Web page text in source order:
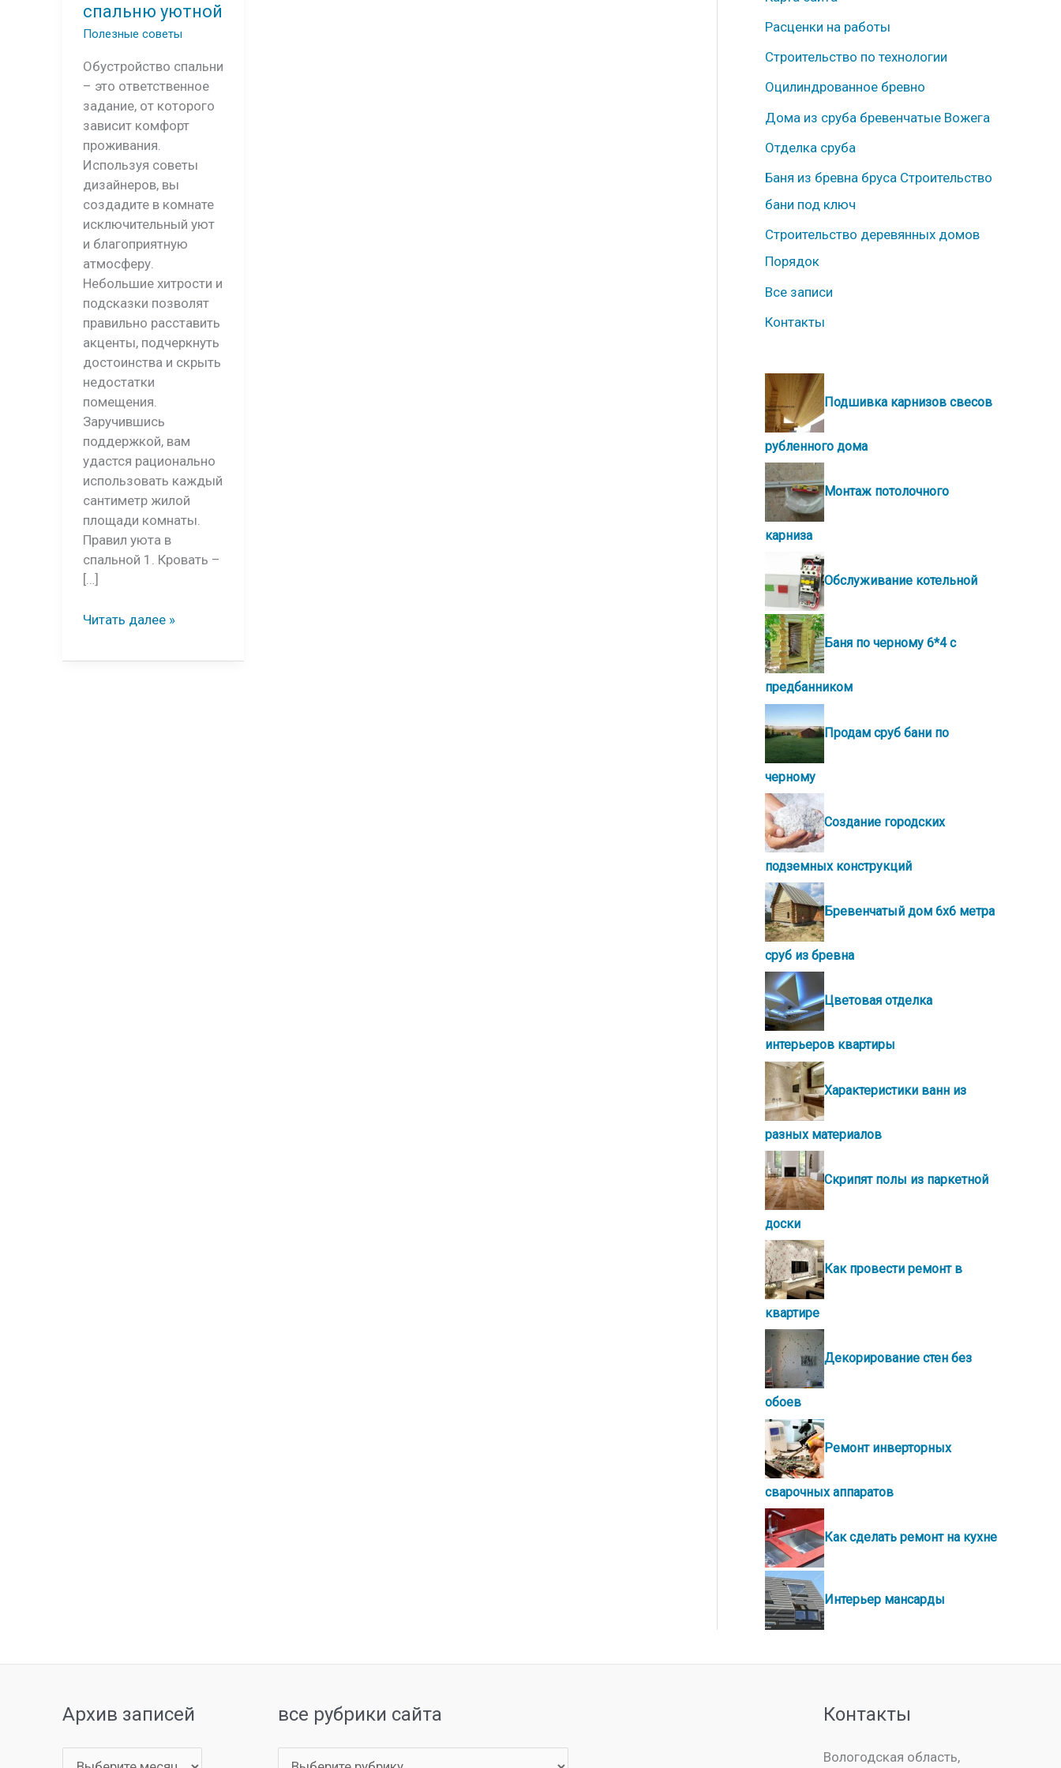
спальню уютной
Полезные советы
Обустройство спальни
– это ответственное
задание, от которого
зависит комфорт
проживания.
Используя советы
дизайнеров, вы
создадите в комнате
исключительный уют
и благоприятную
атмосферу.
Небольшие хитрости и
подсказки позволят
правильно расставить
акценты, подчеркнуть
достоинства и скрыть
недостатки
помещения.
Заручившись
поддержкой, вам
удастся рационально
использовать каждый
сантиметр жилой
площади комнаты.
Правил уюта в
спальной 1. Кровать –
[…]
Как
спальню
Читать далее »
б
р
и
к
и
Расценки на работы
Строительство по технологии
Оцилиндрованное бревно
Дома из сруба бревенчатые Вожега
Отделка сруба
Баня из бревна бруса Строительство
бани под ключ
Строительство деревянных домов
Порядок
Все записи
Контакты
Подшивка карнизов свесов
рубленного дома
Монтаж потолочного
карниза
Обслуживание котельной
Баня по черному 6*4 с
предбанником
Продам сруб бани по
черному
Создание городских
подземных конструкций
Бревенчатый дом 6х6 метра
сруб из бревна
Цветовая отделка
интерьеров квартиры
Характеристики ванн из
разных материалов
Скрипят полы из паркетной
доски
Как провести ремонт в
квартире
Декорирование стен без
обоев
Ремонт инверторных
сварочных аппаратов
Как сделать ремонт на кухне
Интерьер мансарды
Архив записей все рубрики сайта Контакты
Вологодская область,